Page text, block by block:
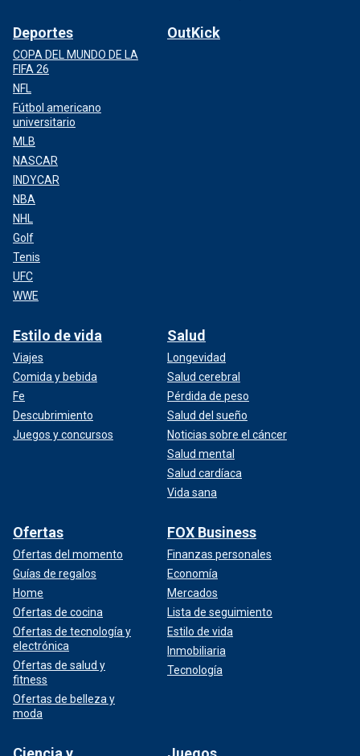
Deportes
COPA DEL MUNDO DE LA
FIFA 26
NFL
Fútbol americano
universitario
MLB
NASCAR
INDYCAR
NBA
NHL
Golf
Tenis
UFC
WWE
OutKick
Estilo de vida
Viajes
Comida y bebida
Fe
Descubrimiento
Juegos y concursos
Salud
Longevidad
Salud cerebral
Pérdida de peso
Salud del sueño
Noticias sobre el cáncer
Salud mental
Salud cardíaca
Vida sana
Ofertas
Ofertas del momento
Guías de regalos
Home
Ofertas de cocina
Ofertas de tecnología y
electrónica
Ofertas de salud y
fitness
Ofertas de belleza y
moda
FOX Business
Finanzas personales
Economía
Mercados
Lista de seguimiento
Estilo de vida
Inmobiliaria
Tecnología